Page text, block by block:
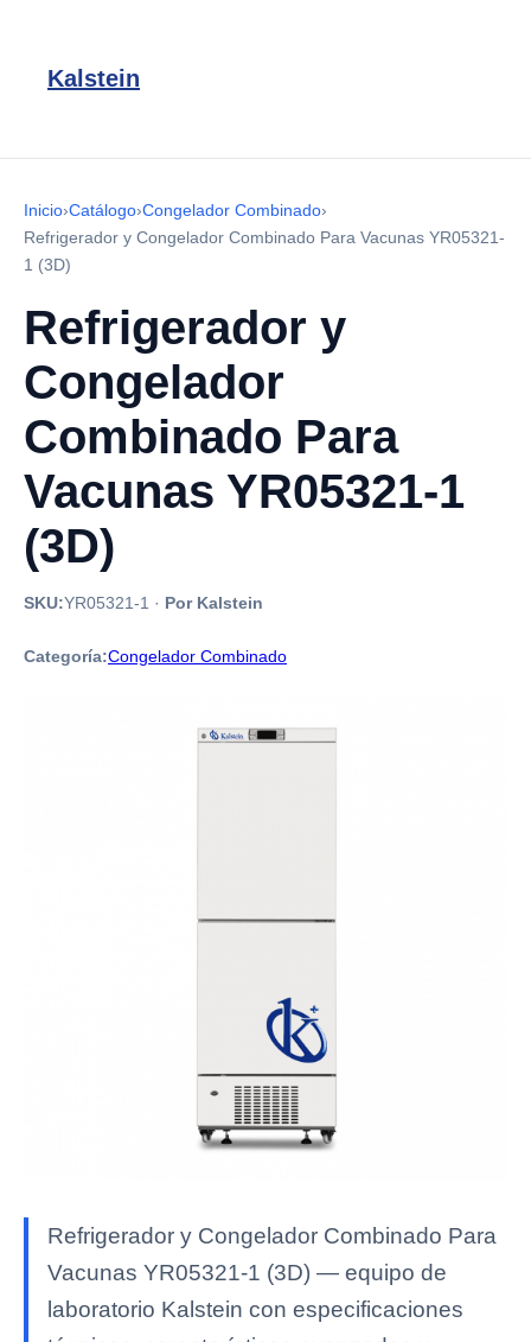
Kalstein
Inicio›Catálogo›Congelador Combinado›
Refrigerador y Congelador Combinado Para Vacunas YR05321-
1 (3D)
Refrigerador y
Congelador
Combinado Para
Vacunas YR05321-1
(3D)
SKU:YR05321-1 · Por Kalstein
Categoría:Congelador Combinado
Refrigerador y Congelador Combinado Para
Vacunas YR05321-1 (3D) — equipo de
laboratorio Kalstein con especificaciones